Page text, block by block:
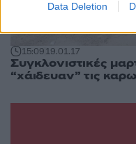
Data Deletion
15:0919.01.17
Συγκλονιστικές
“χάιδευαν” τις